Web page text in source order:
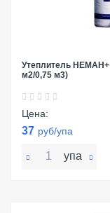
Утеплитель НЕМАН+
м2/0,75 м3)
Цена:
37 руб/упа
упа